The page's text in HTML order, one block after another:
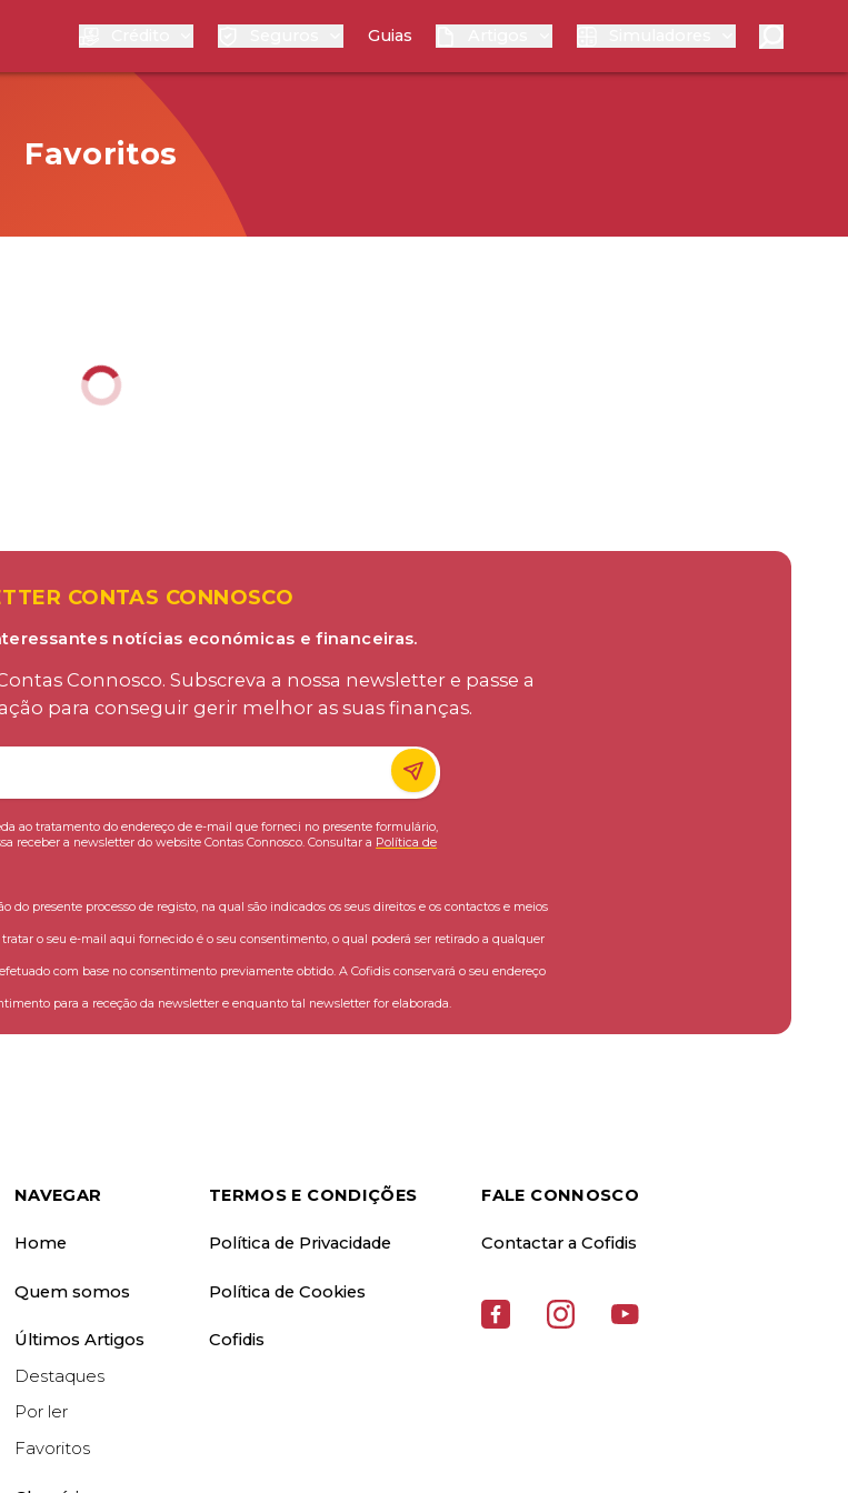
Guias
Favoritos
CONTAS CONNOSCO
notícias económicas e financeiras.
Connosco. Subscreva a nossa newsletter e passe a
para conseguir gerir melhor as suas finanças.
ao tratamento do endereço de e-mail que forneci no presente formulário,
receber a newsletter do website Contas Connosco. Consultar a Política de
presente processo de registo, na qual são indicados os seus direitos e os contactos e meios
o seu e-mail aqui fornecido é o seu consentimento, o qual poderá ser retirado a qualquer
com base no consentimento previamente obtido. A Cofidis conservará o seu endereço
para a receção da newsletter e enquanto tal newsletter for elaborada.
NAVEGAR
Home
Quem somos
Últimos Artigos
Destaques
Por ler
Favoritos
TERMOS E CONDIÇÕES
Política de Privacidade
Política de Cookies
Cofidis
FALE CONNOSCO
Contactar a Cofidis